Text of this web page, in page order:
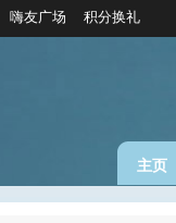
嗨友广场 积分换礼
主页